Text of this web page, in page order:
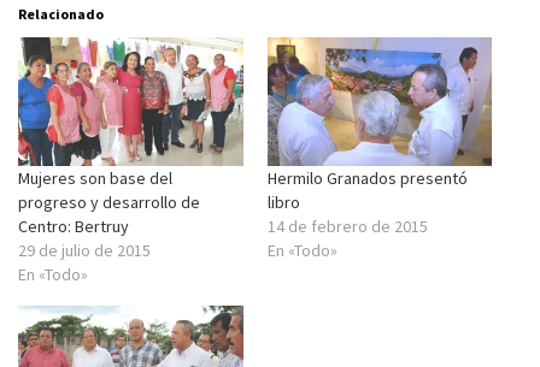
Relacionado
Mujeres son base del
progreso y desarrollo de
Centro: Bertruy
29 de julio de 2015
En «Todo»
Hermilo Granados presentó
libro
14 de febrero de 2015
En «Todo»